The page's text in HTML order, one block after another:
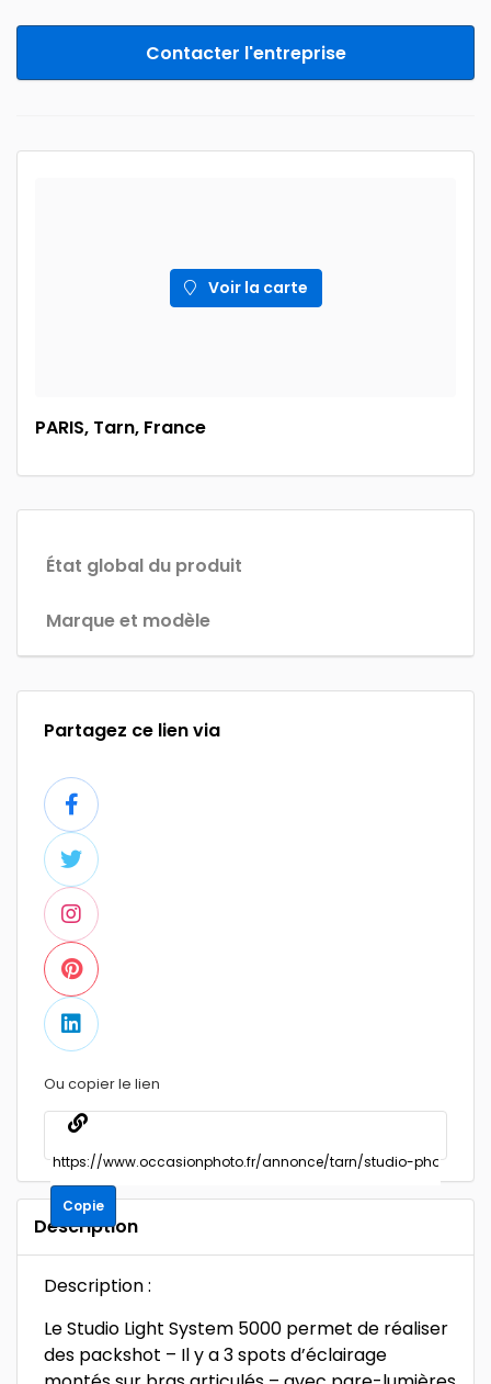
Contacter l'entreprise
Voir la carte
PARIS, Tarn, France
État global du produit
Marque et modèle
Partagez ce lien via
Ou copier le lien
Copie
Description
Description :
Le Studio Light System 5000 permet de réaliser
des packshot – Il y a 3 spots d’éclairage